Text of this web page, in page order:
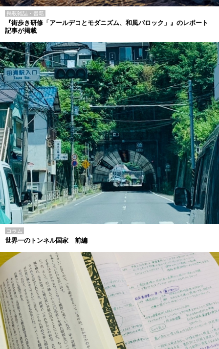
掲載雑誌・書籍
『街歩き研修「アールデコとモダニズム、和風バロック」』のレポート
記事が掲載
コラム
世界一のトンネル国家 前編